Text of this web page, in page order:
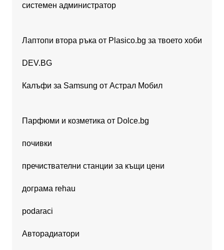
системен администратор
Лаптопи втора ръка от Plasico.bg за твоето хоби
DEV.BG
Калъфи за Samsung от Астрал Мобил
Парфюми и козметика от Dolce.bg
почивки
пречиствателни станции за къщи цени
дограма rehau
podaraci
Авторадиатори